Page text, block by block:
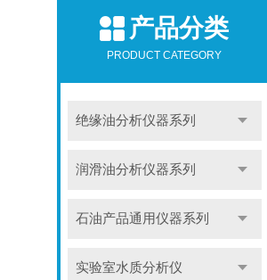
产品分类
PRODUCT CATEGORY
绝缘油分析仪器系列
润滑油分析仪器系列
石油产品通用仪器系列
实验室水质分析仪